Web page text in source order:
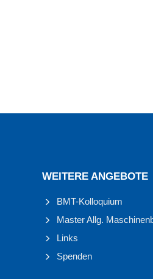
WEITERE ANGEBOTE
BMT-Kolloquium
Master Allg.
Links
Spenden